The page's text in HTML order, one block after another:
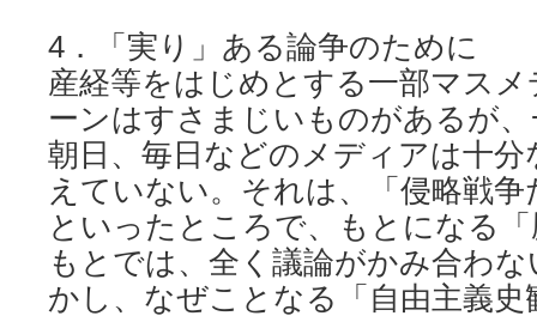
4．「実り」ある論争のために
産経等をはじめとする一部マス
ーンはすさまじいものがあるが
朝日、毎日などのメディアは十分
えていない。それは、「侵略戦
といったところで、もとになる
もとでは、全く議論がかみ合わ
かし、なぜことなる「自由主義史